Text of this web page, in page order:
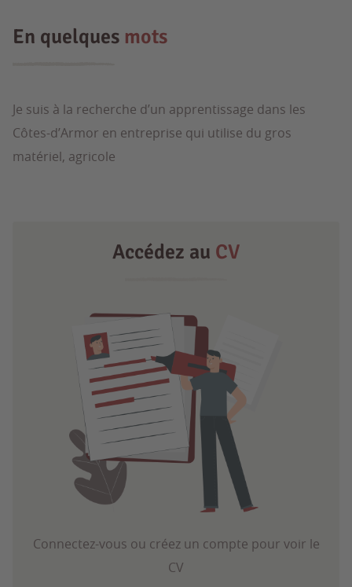
En quelques mots
Je suis à la recherche d’un apprentissage dans les
Côtes-d’Armor en entreprise qui utilise du gros
matériel, agricole
Accédez au CV
Connectez-vous ou créez un compte pour voir le
CV